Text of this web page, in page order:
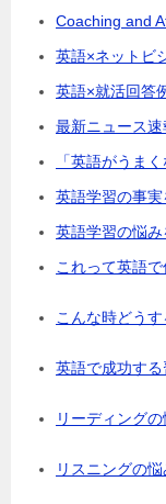
Coaching and
英語×ネットビ
英語×就活回答
最新ニュース
「英語がうま
英語学習の事
英語学習の悩
これって英語
こんな時どう
英語で成功する
リーディング
リスニングの